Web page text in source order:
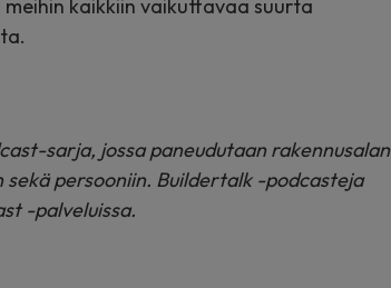
kaikkiin vaikuttavaa suurta
sarja, jossa paneudutaan rakennusalan
persooniin. Buildertalk -podcasteja
-palveluissa.